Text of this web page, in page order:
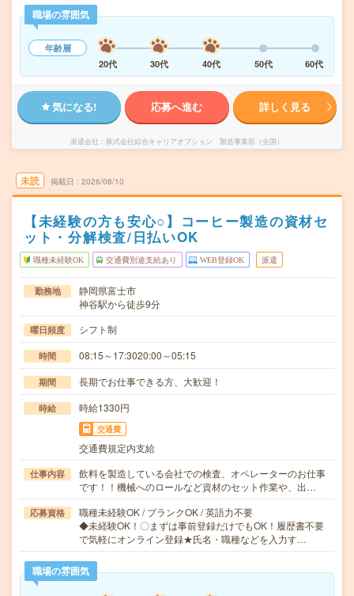
職場の雰囲気
年齢層
20代
30代 40代 50代 60代
気になる! 応募へ進む 詳しく見る
派遣会社 株式会社綜合キャリアオプション 製造事業部（全国）
未読 掲載日 2026/08/10
【未経験の方も安心○】コーヒー製造の資材セ
ット・分解検査/日払いOK
職種未経験OK 交通費別途支給あり WEB登録OK 派遣
勤務地
静岡県富士市
神谷駅から徒歩9分
曜日頻度 シフト制
時間 08:15～17:3020:00～05:15
期間 長期でお仕事できる方、大歓迎！
時給 時給1330円
交通費
交通費規定内支給
仕事内容
飲料を製造している会社での検査、オペレーターのお仕事
です！！機械へのロールなど資材のセット作業や、出…
応募資格
職種未経験OK / ブランクOK / 英語力不要
◆未経験OK！〇まずは事前登録だけでもOK！履歴書不要
で気軽にオンライン登録★氏名・職種などを入力す…
職場の雰囲気